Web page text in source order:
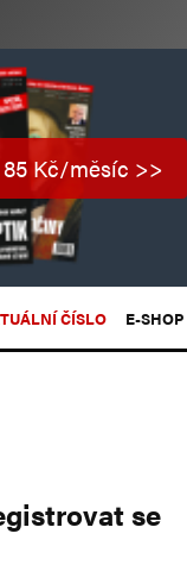
Kč/měsíc >>
ČÍSLO E-SHOP
se